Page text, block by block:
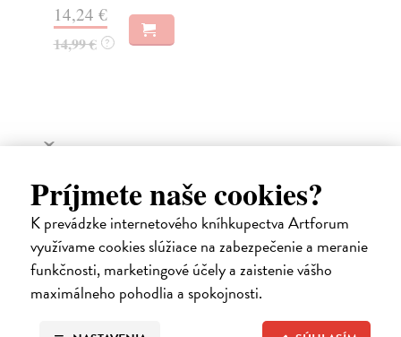
Príjmete naše cookies?
K prevádzke internetového kníhkupectva Artforum
využívame cookies slúžiace na zabezpečenie a meranie
funkčnosti, marketingové účely a zaistenie vášho
maximálneho pohodlia a spokojnosti.
28,90 € ?
Ďalšie z kategórie sociológia
na sklade